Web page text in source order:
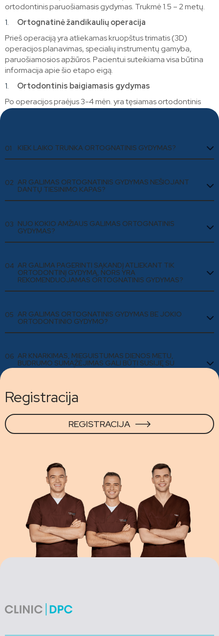
ortodontinis paruošiamasis gydymas. Trukmė 1.5 – 2 metų.
Ortognatinė žandikaulių operacija
Prieš operaciją yra atliekamas kruopštus trimatis (3D)
operacijos planavimas, specialių instrumentų gamyba,
paruošiamosios apžiūros. Pacientui suteikiama visa būtina
informacija apie šio etapo eigą.
Ortodontinis baigiamasis gydymas
Po operacijos praėjus 3-4 mėn. yra tęsiamas ortodontinis
gydymas, kurio trukmė yra 6 – 12 mėn.
01 KIEK LAIKO TRUNKA ORTOGNATINIS GYDYMAS?
02 AR GALIMAS ORTOGNATINIS GYDYMAS NEŠIOJANT
DANTŲ TIESINIMO KAPAS?
03 NUO KOKIO AMŽIAUS GALIMAS ORTOGNATINIS
GYDYMAS?
04 AR GALIMA PAGERINTI SĄKANDĮ ATLIEKANT TIK
ORTODONTINĮ GYDYMĄ, NORS YRA
REKOMENDUOJAMAS ORTOGNATINIS GYDYMAS?
05 AR GALIMAS ORTOGNATINIS GYDYMAS BE JOKIO
ORTODONTINIO GYDYMO?
06 AR KNARKIMAS, MIEGUISTUMAS DIENOS METU,
BUDRUMO SUMAŽĖJIMAS GALI BŪTI SUSIJĘ SU
NETAISYKLINGA ŽANDIKAULIŲ PADĖTIMI?
Registracija
REGISTRACIJA